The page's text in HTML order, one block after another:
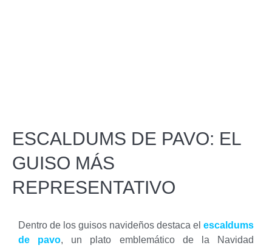
ESCALDUMS DE PAVO: EL
GUISO MÁS
REPRESENTATIVO
Dentro de los guisos navideños destaca el escaldums
de pavo, un plato emblemático de la Navidad